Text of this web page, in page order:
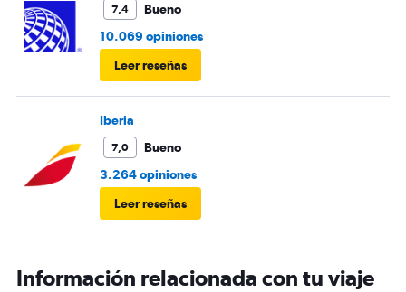
7,4
Bueno
10.069 opiniones
Leer reseñas
Iberia
7,0
Bueno
3.264 opiniones
Leer reseñas
Información relacionada con tu viaje